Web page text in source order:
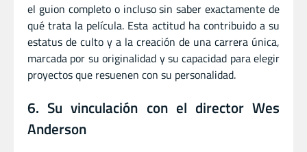
el guion completo o incluso sin saber exactamente de
qué trata la película. Esta actitud ha contribuido a su
estatus de culto y a la creación de una carrera única,
marcada por su originalidad y su capacidad para elegir
proyectos que resuenen con su personalidad.
6. Su vinculación con el director Wes
Anderson